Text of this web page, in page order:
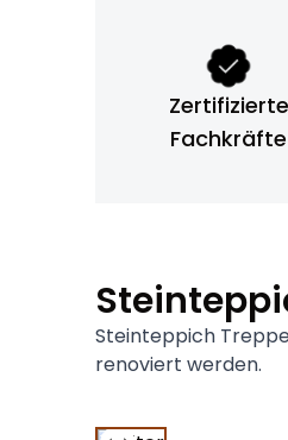
Zertifizierte
Fachkräfte
Steinteppich
renoviert werden.